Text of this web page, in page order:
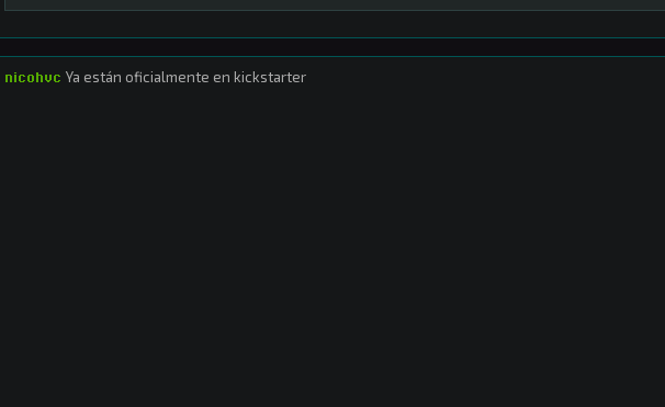
nicohvc Ya están oficialmente en kickstarter